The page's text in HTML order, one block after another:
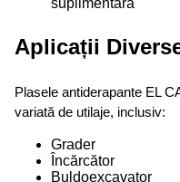
Aplicații
Plasele antiderapante EL
variată de utilaje, inclusiv:
Grader
Încărcător
Buldoexcavator